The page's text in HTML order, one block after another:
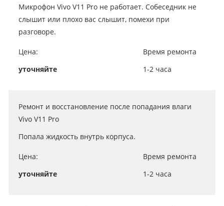
Микрофон Vivo V11 Pro не работает. Собеседник не
слышит или плохо вас слышит, помехи при
разговоре.
Цена:
уточняйте
Время ремонта
1-2 часа
Ремонт и восстановление после попадания влаги
Vivo V11 Pro
Попала жидкость внутрь корпуса.
Цена:
уточняйте
Время ремонта
1-2 часа